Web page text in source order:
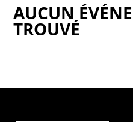
AUCUN
TROUVÉ